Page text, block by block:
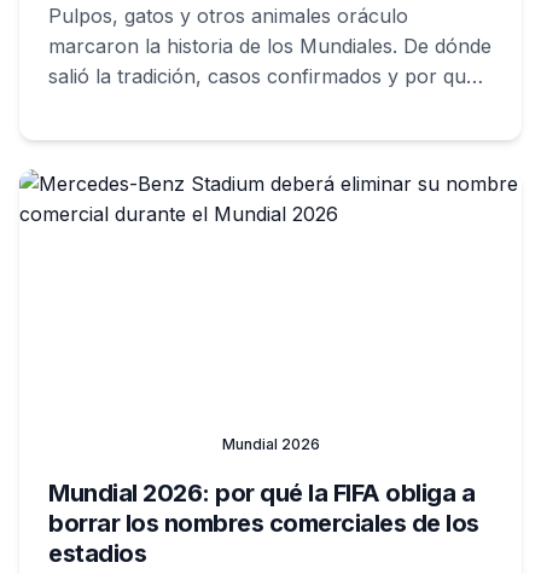
Pulpos, gatos y otros animales oráculo
marcaron la historia de los Mundiales. De dónde
salió la tradición, casos confirmados y por qué
Mundial 2026
Mundial 2026: por qué la FIFA obliga a
borrar los nombres comerciales de los
estadios